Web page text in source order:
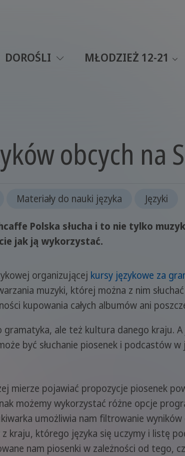
DOROŚLI MŁODZIEŻ 12-21
obcych na
Materiały do nauki języka Języki
Polska słucha i to nie tylko
jak ją wykorzystać.
organizującej kursy językowe za
muzyki, której można z nim
kupowania całych albumów ani
ale też kultura danego kraju.
być słuchanie piosenek i podcastów w
mierze pojawiać propozycje piosenek
możemy wykorzystać różne opcje
umożliwia nam filtrowanie
kraju, którego języka się uczymy i listę
nam piosenki w zależności od tego,